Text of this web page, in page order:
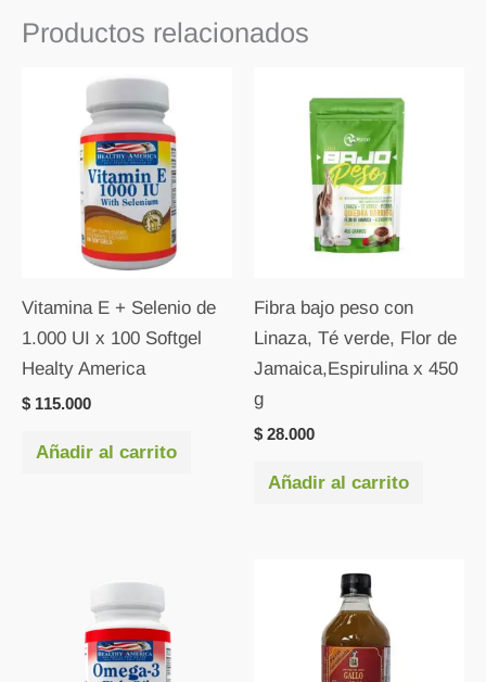
Productos relacionados
Vitamina E + Selenio de
1.000 UI x 100 Softgel
Healty America
$ 115.000
Añadir al carrito
Fibra bajo peso con
Linaza, Té verde, Flor de
Jamaica,Espirulina x 450
g
$ 28.000
Añadir al carrito